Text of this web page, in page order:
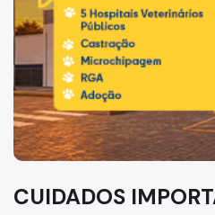
Botijão de Gás
Chuvas
Produtos Perigosos
Produtos Químicos
Cuidado com Balões
Acidentes Domésticos
CUIDADOS